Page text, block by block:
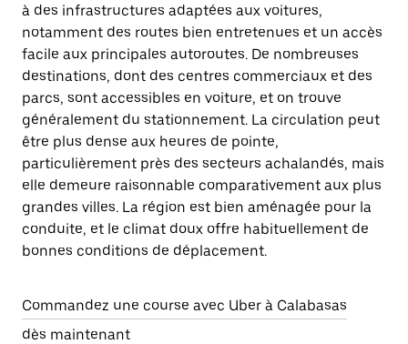
à des infrastructures adaptées aux voitures,
notamment des routes bien entretenues et un accès
facile aux principales autoroutes. De nombreuses
destinations, dont des centres commerciaux et des
parcs, sont accessibles en voiture, et on trouve
généralement du stationnement. La circulation peut
être plus dense aux heures de pointe,
particulièrement près des secteurs achalandés, mais
elle demeure raisonnable comparativement aux plus
grandes villes. La région est bien aménagée pour la
conduite, et le climat doux offre habituellement de
bonnes conditions de déplacement.
Commandez une course avec Uber à Calabasas
dès maintenant